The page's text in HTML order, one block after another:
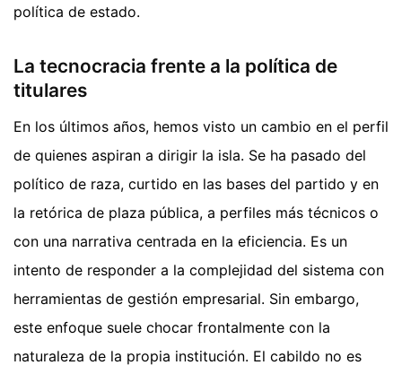
política de estado.
La tecnocracia frente a la política de
titulares
En los últimos años, hemos visto un cambio en el perfil
de quienes aspiran a dirigir la isla. Se ha pasado del
político de raza, curtido en las bases del partido y en
la retórica de plaza pública, a perfiles más técnicos o
con una narrativa centrada en la eficiencia. Es un
intento de responder a la complejidad del sistema con
herramientas de gestión empresarial. Sin embargo,
este enfoque suele chocar frontalmente con la
naturaleza de la propia institución. El cabildo no es